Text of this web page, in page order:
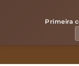
Primeira